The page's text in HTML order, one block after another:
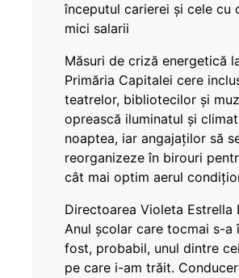
începutul carierei și cele cu
mici salarii
Măsuri de criză energetică
Primăria Capitalei cere
teatrelor, bibliotecilor și
oprească iluminatul și
noaptea, iar angajaților să
reorganizeze în birouri
cât mai optim aerul
Directoarea Violeta Estrella
Anul școlar care tocmai s-a
fost, probabil, unul dintre
pe care i-am trăit.